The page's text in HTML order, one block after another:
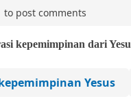
to post comments
kepemimpinan dari
Yesus